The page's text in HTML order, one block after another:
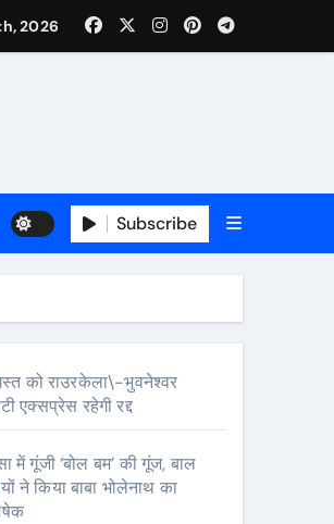
2026
Subscribe
को राउरकेला\-भुवनेश्वर
एक्सप्रेस रहेगी रद्द
में गूंजी ‘बोल बम’ की गूंज, बाल
ने किया बाबा भोलेनाथ का